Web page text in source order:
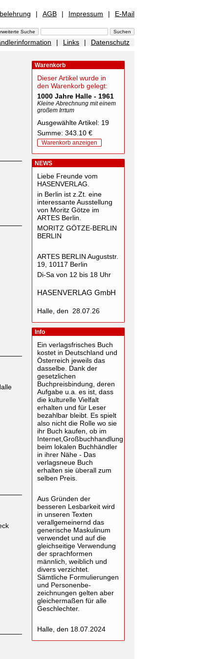
| AGB | Impressum | E-Mail
| Links | Datenschutz
Warenkorb
Dieser Artikel wurde in
den Warenkorb gelegt:
1000 Jahre Halle - 1961
Kleine Abrechnung mit einem
großem Irrtum
Ausgewählte Artikel: 19
Summe: 343.10 €
Warenkorb anzeigen
NEWS
Liebe Freunde vom
HASENVERLAG.
in Berlin ist z.Zt. eine
interessante Ausstellung
von Moritz Götze im
ARTES Berlin.
MORITZ GÖTZE-BERLIN
BERLIN
ARTES BERLIN Auguststr.
19, 10117 Berlin
Di-Sa von 12 bis 18 Uhr
HASENVERLAG GmbH
Halle, den 28.07.26
Info
Ein verlagsfrisches Buch
kostet in Deutschland und
Österreich jeweils das
dasselbe. Dank der
gesetzlichen
Buchpreisbindung, deren
Aufgabe u.a. es ist, dass
die kulturelle Vielfalt
erhalten und für Leser
bezahlbar bleibt. Es spielt
also nicht die Rolle wo sie
ihr Buch kaufen, ob im
Internet,Großbuchhandlung
beim lokalen Buchhändler
in ihrer Nähe - Das
verlagsneue Buch
erhalten sie überall zum
selben Preis.
Aus Gründen der
besseren Lesbarkeit wird
in unseren Texten
verallgemeinernd das
generische Maskulinum
verwendet und auf die
gleichseitige Verwendung
der sprachformen
männlich, weiblich und
divers verzichtet.
Sämtliche Formulierungen
und Personenbe-
zeichnungen gelten aber
gleichermaßen für alle
Geschlechter.
Halle, den 18.07.2024